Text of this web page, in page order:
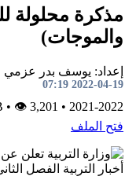
مذكرة محلولة
والموجات)
إعداد: يوسف بدر عزمي
2022-04-19 07:19
2021-2022
•
B
•👁 3,201
فتح الملف
أخبار التربية الفصل الثاني